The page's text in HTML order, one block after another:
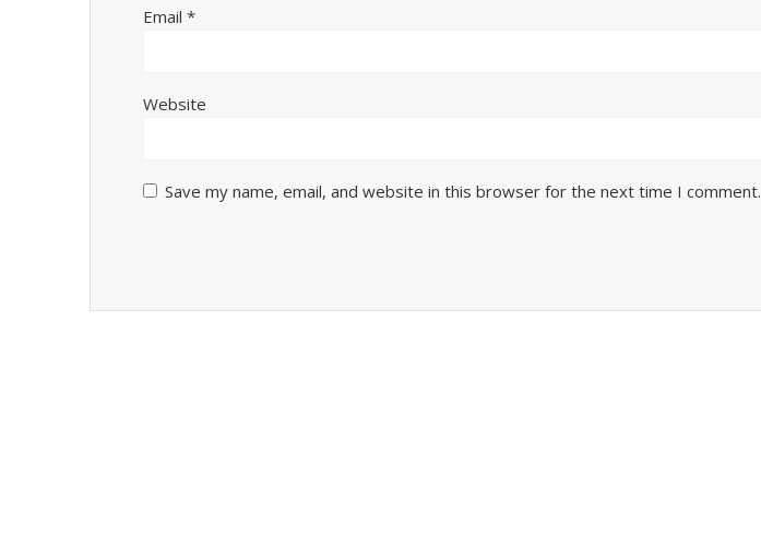
Email*
Website
Save my name, email, and website in this browser for the next time I comment.